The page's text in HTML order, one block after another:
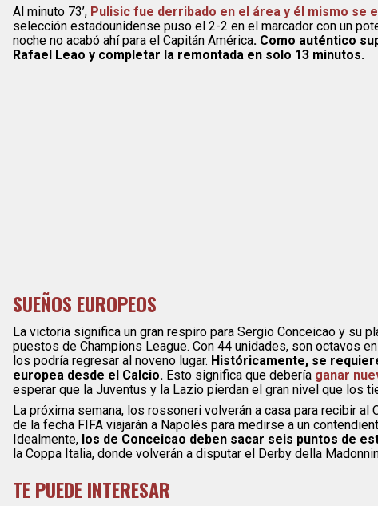
Al minuto 73’, Pulisic fue derribado en el área y él mismo se
selección estadounidense puso el 2-2 en el marcador con un
noche no acabó ahí para el Capitán América. Como auténtico
Rafael Leao y completar la remontada en solo 13 minutos.
SUEÑOS EUROPEOS
La victoria significa un gran respiro para Sergio Conceicao y su
puestos de Champions League. Con 44 unidades, son octavos
los podría regresar al noveno lugar. Históricamente, se
europea desde el Calcio. Esto significa que debería ganar
esperar que la Juventus y la Lazio pierdan el gran nivel que los
La próxima semana, los rossoneri volverán a casa para recibir
de la fecha FIFA viajarán a Napolés para medirse a un
Idealmente, los de Conceicao deben sacar seis puntos de
la Coppa Italia, donde volverán a disputar el Derby della
TE PUEDE INTERESAR